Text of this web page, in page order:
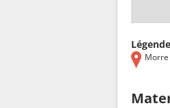
Légende
Morre